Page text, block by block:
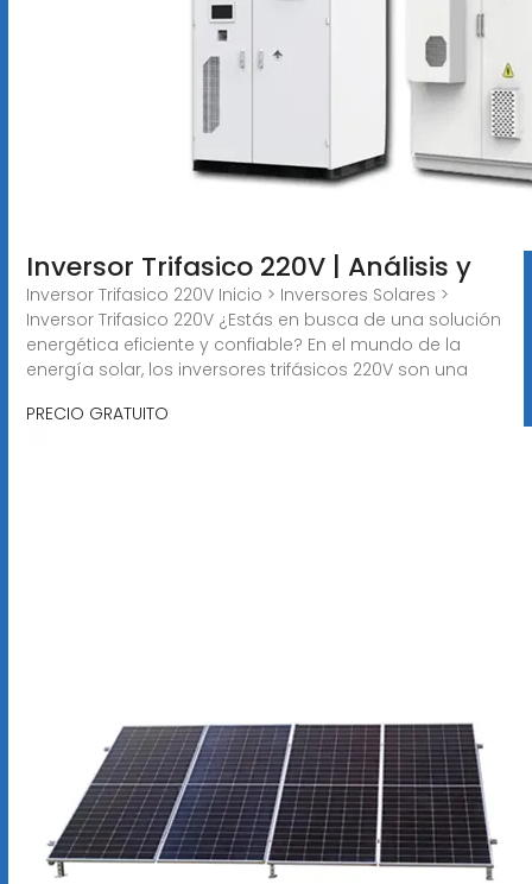
Inversor Trifasico 220V | Análisis y
Inversor Trifasico 220V Inicio > Inversores Solares >
Inversor Trifasico 220V ¿Estás en busca de una solución
energética eficiente y confiable? En el mundo de la
energía solar, los inversores trifásicos 220V son una
PRECIO GRATUITO